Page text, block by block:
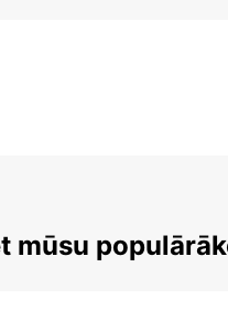
mūsu